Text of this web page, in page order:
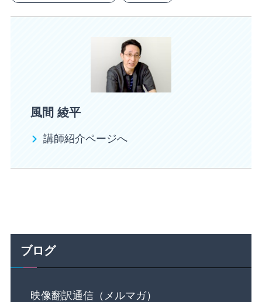
風間 綾平
講師紹介ページへ
ブログ
映像翻訳通信（メルマガ）